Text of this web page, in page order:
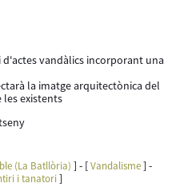
vandàlics incorporant una
la imatge arquitectònica del
les existents
(La Batllòria) ] - [Vandalisme] -
i tanatori]